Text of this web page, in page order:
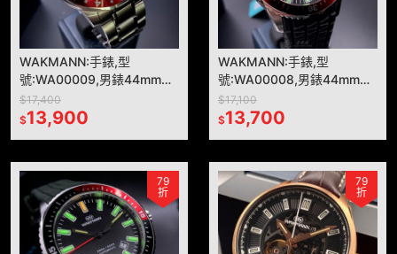
WAKMANN:手錶,型
號:WA00009,男錶44mm百
事可樂錶殼黑色錶面精鋼錶
帶款
$17,400
$13,900
WAKMANN:手錶,型
號:WA00008,男錶44mm可
樂圈錶殼黑色錶面矽膠錶帶
款
$17,100
$13,700
79
折
79
折